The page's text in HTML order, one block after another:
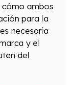
cómo ambos
para la
necesaria
y el
del